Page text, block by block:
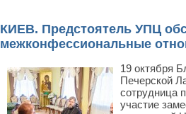
КИЕВ. Предстоятель УПЦ
межконфессиональные
19 октября
Печерской
сотрудница
участие